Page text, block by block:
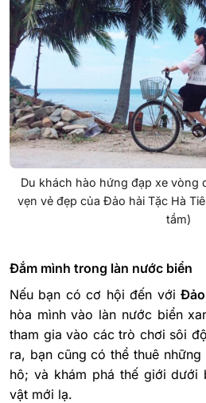
Du khách hào hứng đạp xe vòng
vẹn vẻ đẹp của Đảo hải Tặc Hà
tầm)
Đắm mình trong làn nước biển
Nếu bạn có cơ hội đến với
hòa mình vào làn nước biển
tham gia vào các trò chơi sôi
ra, bạn cũng có thể thuê
hô; và khám phá thế giới dưới
vật mới lạ.